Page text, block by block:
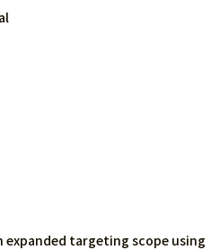
expanded targeting scope using